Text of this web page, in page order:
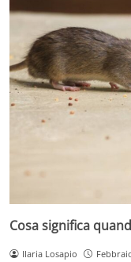
Cosa significa
Ilaria Losapio